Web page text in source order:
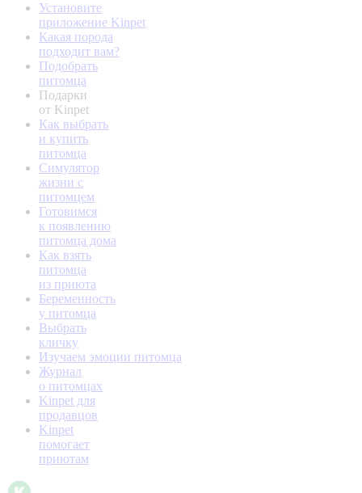
Установите
приложение Kinpet
Какая порода
подходит вам?
Подобрать
питомца
Подарки
от Kinpet
Как выбрать
и купить
питомца
Симулятор
жизни с
питомцем
Готовимся
к появлению
питомца дома
Как взять
питомца
из приюта
Беременность
у питомца
Выбрать
кличку
Изучаем эмоции питомца
Журнал
о питомцах
Kinpet для
продавцов
Kinpet
помогает
приютам